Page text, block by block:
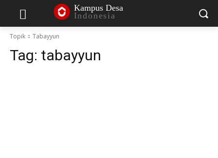
Kampus Desa
Indonesia
Topik Tabayyun
Tag: tabayyun